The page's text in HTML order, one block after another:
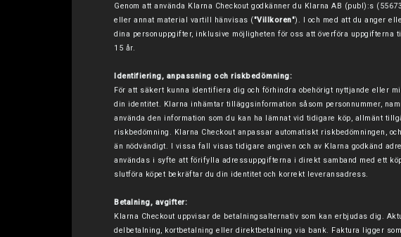
Genom att använda Klarna Checkout godkänner du Klarna AB (publ):s
eller annat material vartill hänvisas ("Villkoren"). I och med att du anger
dina personuppgifter, inklusive möjligheten för oss att överföra uppgifterna
15 år.
Identifiering, anpassning och riskbedömning:
För att säkert kunna identifiera dig och förhindra obehörigt nyttjande eller
din identitet. Klarna inhämtar tilläggsinformation såsom personnummer,
använda den information som du kan ha lämnat vid tidigare köp, allmänt
riskbedömning. Klarna Checkout anpassar automatiskt riskbedömningen,
än nödvändigt. I vissa fall visas tidigare angiven och av Klarna godkänd
användas i syfte att förifylla adressuppgifterna i direkt samband med ett
slutföra köpet bekräftar du din identitet och korrekt leveransadress.
Betalning, avgifter:
Klarna Checkout uppvisar de betalningsalternativ som kan erbjudas dig.
delbetalning, kortbetalning eller direktbetalning via bank. Faktura ligger